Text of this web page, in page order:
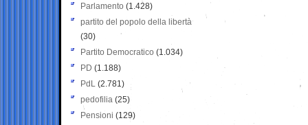
Parlamento (1.428)
partito del popolo della libertà
(30)
Partito Democratico (1.034)
PD (1.188)
PdL (2.781)
pedofilia (25)
Pensioni (129)